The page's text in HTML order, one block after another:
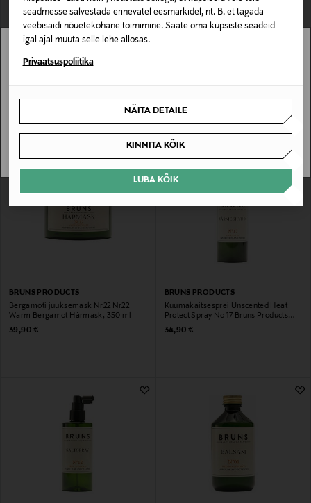
seadmesse salvestada erinevatel eesmärkidel, nt. B. et tagada
veebisaidi nõuetekohane toimimine. Saate oma küpsiste seadeid
igal ajal muuta selle lehe allosas.
Privaatsuspoliitika
NÄITA DETAILE
KINNITA KÕIK
LUBA KÕIK
BRUNS PRODUCTS
Original Price
31,90 €
Original Price
34,90 €
BRUNS PRODUCTS
Bergamoti juuksemask Nr22 Nr22
Warm Bergamot Hårmask, 350 ml
Original Price
39,90 €
BRUNS PRODUCTS
Kuumakaitsesprei Unscented Heat
Protect Spray No 17 Bruns Products
200 ml
Original Price
34,90 €
Stockmann pole Sinu riigis saadaval.
SAAN ARU